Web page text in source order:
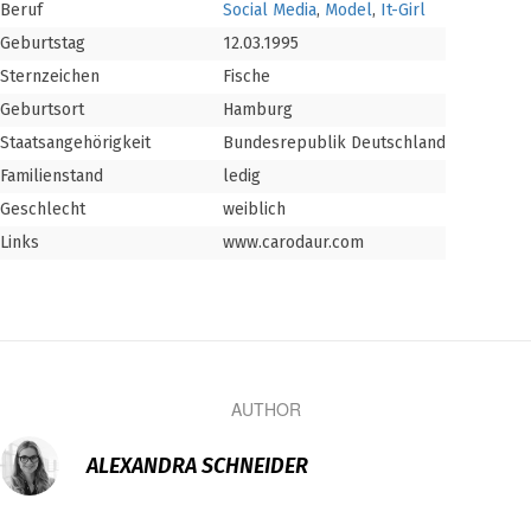
Beruf
Social Media, Model, It-Girl
Geburtstag
12.03.1995
Sternzeichen
Fische
Geburtsort
Hamburg
Staatsangehörigkeit
Bundesrepublik Deutschland
Familienstand
ledig
Geschlecht
weiblich
Links
www.carodaur.com
AUTHOR
ALEXANDRA SCHNEIDER